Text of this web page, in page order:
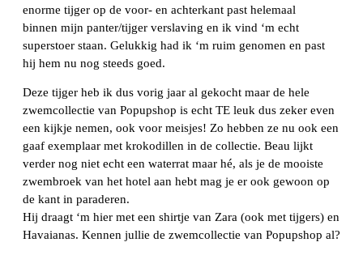
enorme tijger op de voor- en achterkant past helemaal
binnen mijn panter/tijger verslaving en ik vind ‘m echt
superstoer staan. Gelukkig had ik ‘m ruim genomen en past
hij hem nu nog steeds goed.
Deze tijger heb ik dus vorig jaar al gekocht maar de hele
zwemcollectie van Popupshop is echt TE leuk dus zeker even
een kijkje nemen, ook voor meisjes! Zo hebben ze nu ook een
gaaf exemplaar met krokodillen in de collectie. Beau lijkt
verder nog niet echt een waterrat maar hé, als je de mooiste
zwembroek van het hotel aan hebt mag je er ook gewoon op
de kant in paraderen.
Hij draagt ‘m hier met een shirtje van Zara (ook met tijgers) en
Havaianas. Kennen jullie de zwemcollectie van Popupshop al?